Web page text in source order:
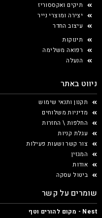
תיקים ואקססוריז
יצירה ומוצרי נייר
עיצוב החדר
תינוקות
רפואה משלימה
הנעלה
ניווט באתר
תקנון ותנאי שימוש
מדיניות משלוחים
החלפות \ החזרות
עגלת קניות
צור קשר ושעות פעילות
המגזין
אודות
ביטול עסקה
שומרים על קשר
Nest - מקום להורים וטף